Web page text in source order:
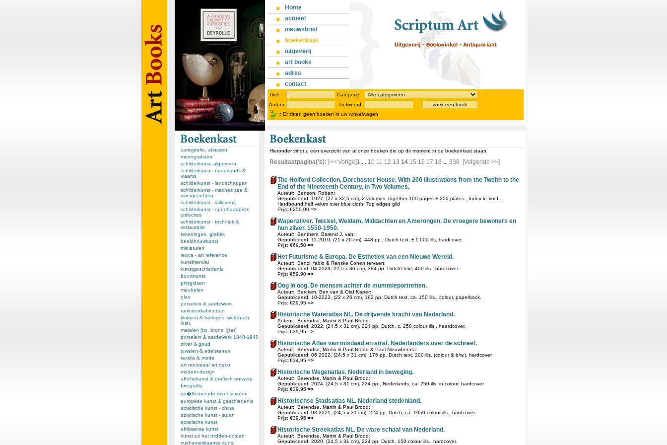
Home
actueel
nieuwsbrief
boekenkast
uitgeverij
art books
adres
contact
Titel
Categorie
Auteur
Trefwoord
zoek een boek
:: Er zitten geen boeken in uw winkelwagen
cartografie, atlassen
monografieën
schilderkunst- algemeen
schilderkunst - nederlands &
vlaams
schilderkunst - landschappen
schilderkunst - marines zee &
riviergezichten
schilderkunst - stillevens
schilderkunst - openbaar/prive
collecties
schilderkunst - techniek &
restauratie
tekeningen, grafiek
beeldhouwkunst
miniaturen
lexica - art reference
kunsthandel
kunstgeschiedenis
bouwkunst
prijsgidsen
meubelen
glas
porselein & aardewerk
rariteitenkabinetten
klokken & horloges, wetensch.
instr.
metalen [tin, brons, ijzer]
porselein & aardewerk 1840-1940
zilver & goud
juwelen & edelstenen
textilia & mode
art nouveau/ art deco
modern design
affichekunst & grafisch ontwerp
fotografie
ge�llustreerde manuscripten
europese kunst & geschiedenis
aziatische kunst - china
aziatische kunst - japan
aziatische kunst
afrikaanse kunst
kunst uit het midden-oosten
zuid-amerikaanse kunst
Hieronder vindt u een overzicht van al onze boeken die op dit moment in de boekenkast staan.
Resultaatpagina('s): [<< Vorige]1 10 11 12 13 14 15 16 17 18 338 [Volgende >>]
The Holford Collection, Dorchester House. With 200 illustrations from the Twelth to the
End of the Nineteenth Century, in Two Volumes.
Auteur: Benson, Robert:
Gepubliceerd: 1927, (27 x 32,5 cm), 2 volumes, together 100 pages + 200 plates., Index in Vol II.
Hardbound half velum over blue cloth. Top edges gild
Prijs: €250,00 =>
Wapenzilver. Twickel, Weldam, Middachten en Amerongen. De vroegere bewoners en
hun zilver, 1550-1950.
Auteur: Benthem, Barend J. van:
Gepubliceerd: 11-2019, (21 x 26 cm), 448 pp., Dutch text, ± 1.000 ills, hardcover.
Prijs: €69,50 =>
Het Futurisme & Europa. De Esthetiek van een Nieuwe Wereld.
Auteur: Benzi, fabio & Renske Cohen tervaert:
Gepubliceerd: 04 2023, 22,5 x 30 cm), 384 pp. Dutcht text, 400 ills., hardcover.
Prijs: €59,90 =>
Oog in oog. De mensen achter de mummieportretten.
Auteur: Bercken, Ben van & Olaf Kaper:
Gepubliceerd: 10-2023, (22 x 26 cm), 192 pp. Dutch text, ca. 150 ills., colour, paperback.
Prijs: €29,95 =>
Historische Wateratlas NL. De drijvende kracht van Nederland.
Auteur: Berendse, Martin & Paul Brood:
Gepubliceerd: 2022, (24,5 x 31 cm), 224 pp. Dutch, c. 250 colour ills., haerdcover.
Prijs: €39,95 =>
Historische Atlas van misdaad en straf. Nederlanders over de schreef.
Auteur: Berendse, Martin & Paul Brood & Paul Nieuwbeerta:
Gepubliceerd: 06 2022, (24,5 x 31 cm), 176 pp. Dutch text, 200 ills. (colour & b/w.). hardcover.
Prijs: €34,95 =>
Historische Wegenatlas. Nederland in beweging.
Auteur: Berendse, Martin & Paul Brood:
Gepubliceerd: 2024, (24,5 x 31 cm), 224 pp., Nederlands, ca. 250 ills. in colour, hardcover.
Prijs: €39,95 =>
Historischse Stadsatlas NL. Nederland stedenland.
Auteur: Berendse, Martin & Paul Brood:
Gepubliceerd: 08-2021, (24,5 x 31 cm), 224 pp. Dutch, ca. 1050 colour ills., hardcover.
Prijs: €39,95 =>
Historische Streekatlas NL. De ware schaal van Nederland.
Auteur: Berendse, Martin & Paul Brood:
Gepubliceerd: 2020, (24,5 x 31 cm), 224 pp. Dutch, 150 colour ills., hardcover.